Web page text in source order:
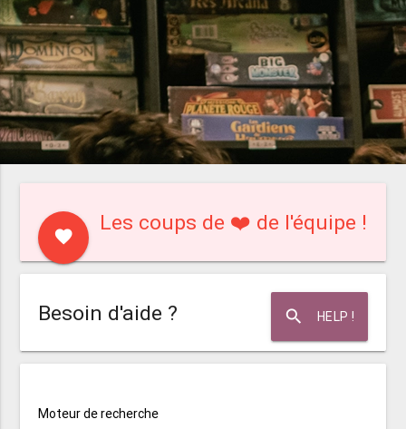
favorite
Les coups de ❤️ de l'équipe !
search HELP !
Besoin d'aide ?
Moteur de recherche